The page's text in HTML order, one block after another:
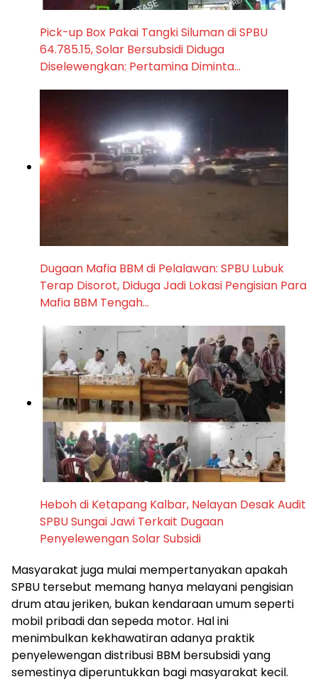
Pick-up Box Pakai Tangki Siluman di SPBU
64.785.15, Solar Bersubsidi Diduga
Diselewengkan: Pertamina Diminta…
Dugaan Mafia BBM di Pelalawan: SPBU Lubuk
Terap Disorot, Diduga Jadi Lokasi Pengisian Para
Mafia BBM Tengah…
Heboh di Ketapang Kalbar, Nelayan Desak Audit
SPBU Sungai Jawi Terkait Dugaan
Penyelewengan Solar Subsidi
Masyarakat juga mulai mempertanyakan apakah
SPBU tersebut memang hanya melayani pengisian
drum atau jeriken, bukan kendaraan umum seperti
mobil pribadi dan sepeda motor. Hal ini
menimbulkan kekhawatiran adanya praktik
penyelewengan distribusi BBM bersubsidi yang
semestinya diperuntukkan bagi masyarakat kecil.